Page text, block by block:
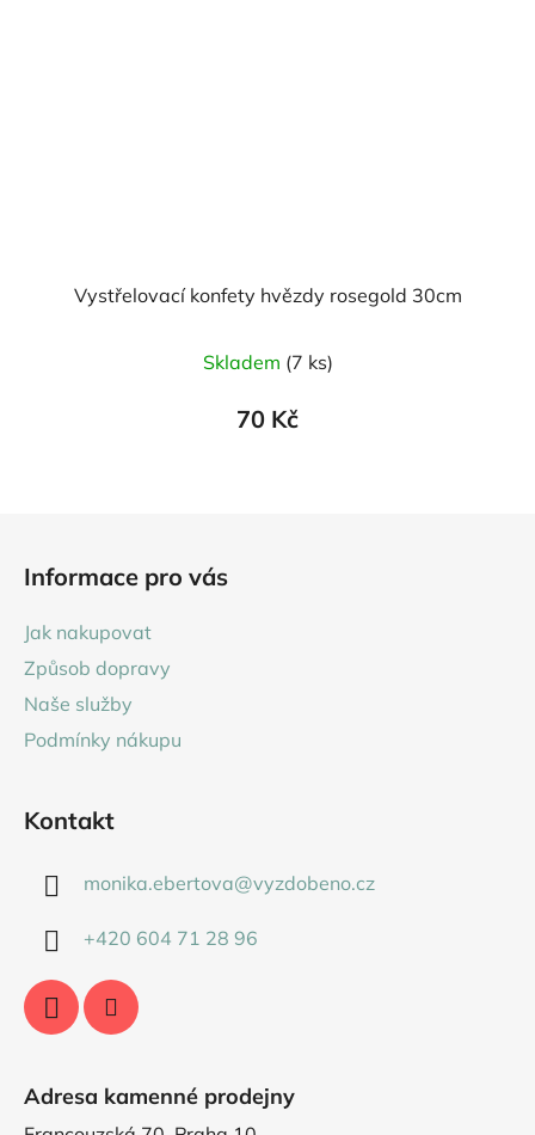
Vystřelovací konfety hvězdy rosegold 30cm
Skladem (7 ks)
70 Kč
Informace pro vás
Jak nakupovat
Způsob dopravy
Naše služby
Podmínky nákupu
Kontakt
monika.ebertova@vyzdobeno.cz
+420 604 71 28 96
Adresa kamenné prodejny